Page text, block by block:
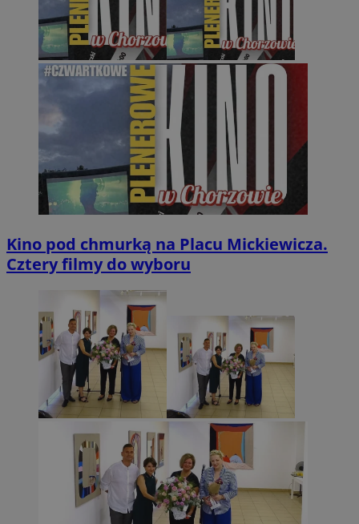
Kino pod chmurką na Placu Mickiewicza.
Cztery filmy do wyboru